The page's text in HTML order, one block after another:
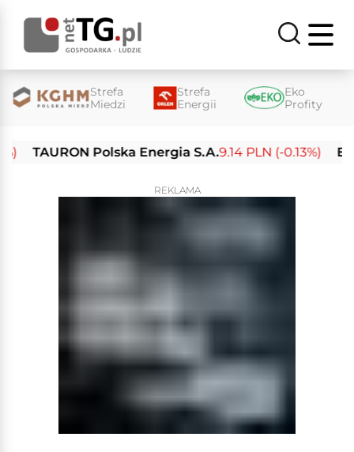
Strefa
Miedzi
Strefa
Energii
Eko
Profity
TAURON Polska Energia S.A.9.14 PLN (-0.13%) Enea
REKLAMA